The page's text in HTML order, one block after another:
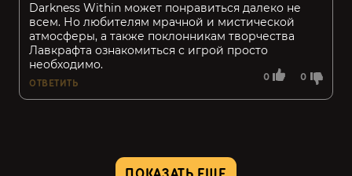
0 0
Darkness Within может понравиться далеко не
всем. Но любителям мрачной и мистической
атмосферы, а также поклонникам творчества
Лавкрафта ознакомиться с игрой просто
необходимо.
ОТВЕТИТЬ